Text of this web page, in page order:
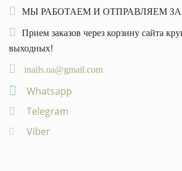
МЫ РАБОТАЕМ И ОТПРАВЛЯЕМ
Прием заказов через корзину сайта
выходных!
inails.ua@gmail.com
Whatsapp
Telegram
Viber